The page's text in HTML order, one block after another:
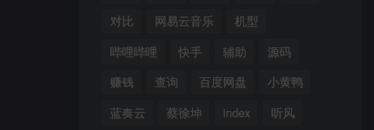
对比
网易云音乐
机型
哔哩哔哩
快手 辅助
源码
赚钱
查询 百度网盘
小黄鸭
蓝奏云
蔡徐坤 index 听风